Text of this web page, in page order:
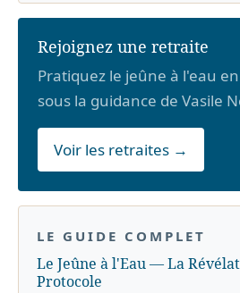
Rejoignez une retraite
Pratiquez le jeûne à l'eau
sous la guidance de Vasile
Voir les retraites →
LE GUIDE COMPLET
Le Jeûne à l'Eau — La
Protocole